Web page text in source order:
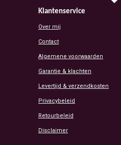
Klantenservice
Over mij
Contact
Algemene voorwaarden
Garantie & klachten
Levertijd & verzendkosten
Privacybeleid
Retourbeleid
Disclaimer